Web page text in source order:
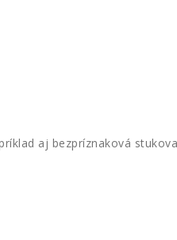
aj bezpríznaková